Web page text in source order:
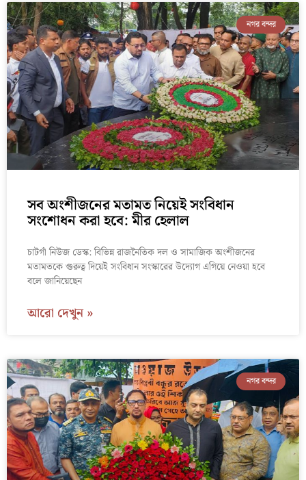
নগর বন্দর
সব অংশীজনের মতামত নিয়েই সংবিধান
সংশোধন করা হবে: মীর হেলাল
চাটগাঁ নিউজ ডেস্ক: বিভিন্ন রাজনৈতিক দল ও সামাজিক অংশীজনের
মতামতকে গুরুত্ব দিয়েই সংবিধান সংস্কারের উদ্যোগ এগিয়ে নেওয়া হবে
বলে জানিয়েছেন
আরো দেখুন »
নগর বন্দর